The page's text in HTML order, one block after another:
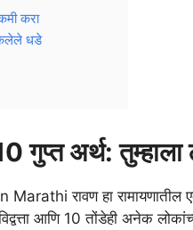
करा
धडे
गुप्त अर्थ:
रावण हा रामायणातील
आणि 10 तोंडेही अनेक